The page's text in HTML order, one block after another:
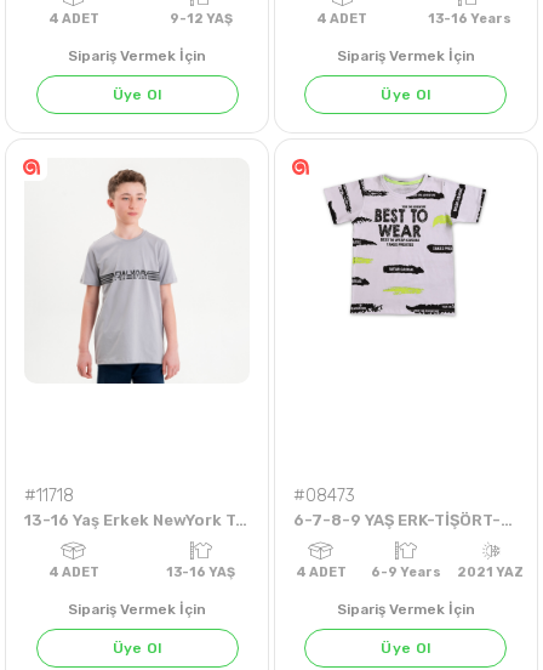
ADET
Sipariş Vermek İçin
Üye Ol
Sipariş Vermek İçin
Üye Ol
#11718
13-16 Yaş Erkek NewYork Tshirt
Sipariş Vermek İçin
Üye Ol
#08473
6-7-8-9 YAŞ ERK-TİŞÖRT-BEST TO WEAR
Sipariş Vermek İçin
Üye Ol